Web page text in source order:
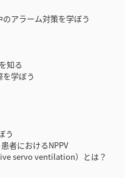
アラーム対策を学ぼう
知る
学ぼう
う
者におけるNPPV
servo ventilation）とは？